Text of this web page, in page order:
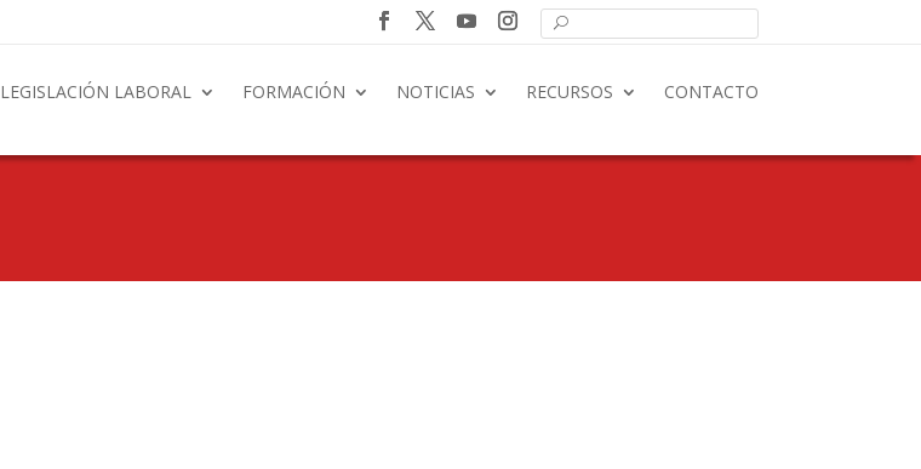
LEGISLACIÓN LABORAL FORMACIÓN NOTICIAS RECURSOS CONTACTO